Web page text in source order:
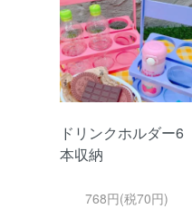
ドリンクホルダー6
本収納
768円(税70円)